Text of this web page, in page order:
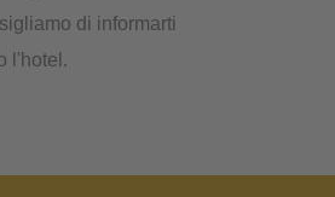
di informarti
l'hotel.